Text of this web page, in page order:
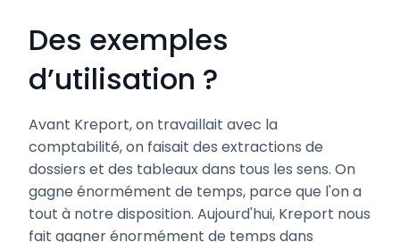
Des exemples
d’utilisation ?
Avant Kreport, on travaillait avec la
comptabilité, on faisait des extractions de
dossiers et des tableaux dans tous les sens. On
gagne énormément de temps, parce que l'on a
tout à notre disposition. Aujourd'hui, Kreport nous
fait gagner énormément de temps dans